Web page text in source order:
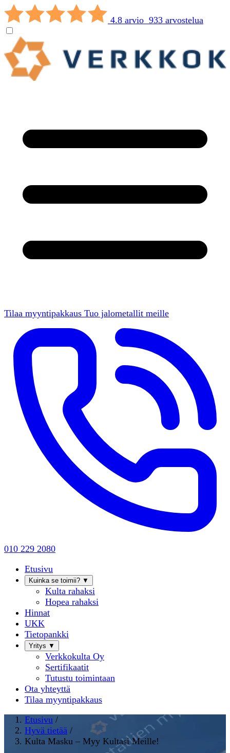
4.8 arvio 933 arvostelua
Tilaa myyntipakkaus Tuo jalometallit meille
010 229 2080
Etusivu
Kuinka se toimii? ▼
Kulta rahaksi
Hopea rahaksi
Hinnat
UKK
Tietopankki
Yritys ▼
Verkkokulta Oy
Sertifikaatit
Tutustu toimintaan
Ota yhteyttä
Tilaa myyntipakkaus
Etusivu /
Hyvä tietää /
Kulta Masku – Myy Kultasi Meille!